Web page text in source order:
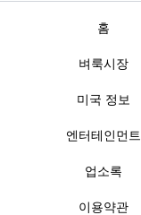
홈
벼룩시장
미국 정보
엔터테인먼트
업소록
이용약관